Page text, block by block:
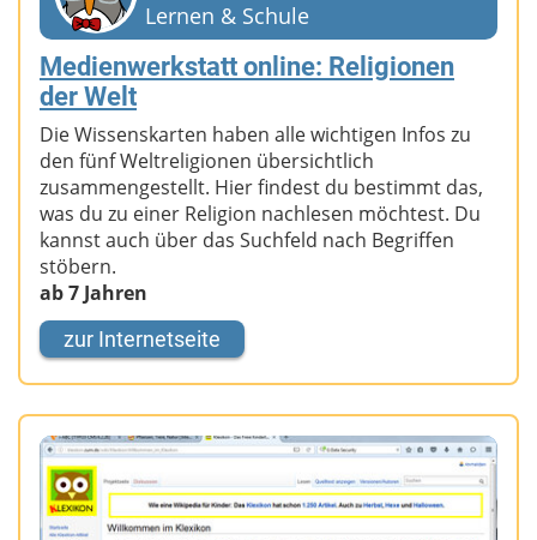
Lernen & Schule
Medienwerkstatt online: Religionen
der Welt
Die Wissenskarten haben alle wichtigen Infos zu
den fünf Weltreligionen übersichtlich
zusammengestellt. Hier findest du bestimmt das,
was du zu einer Religion nachlesen möchtest. Du
kannst auch über das Suchfeld nach Begriffen
stöbern.
ab 7 Jahren
zur Internetseite